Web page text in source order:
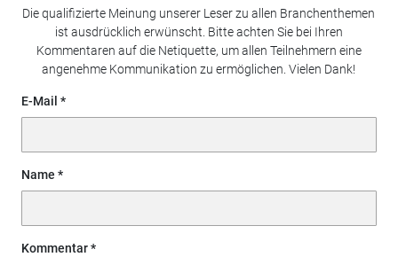
Die qualifizierte Meinung unserer Leser zu allen Branchenthemen
ist ausdrücklich erwünscht. Bitte achten Sie bei Ihren
Kommentaren auf die Netiquette, um allen Teilnehmern eine
angenehme Kommunikation zu ermöglichen. Vielen Dank!
E-Mail
Name
Kommentar